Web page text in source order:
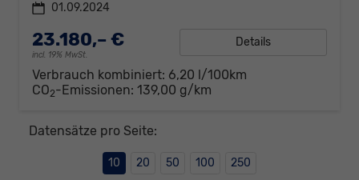
01.09.2024
23.180,– €
incl. 19% MwSt.
Details
Verbrauch kombiniert: 6,20 l/100km
CO2-Emissionen: 139,00 g/km
Datensätze pro Seite:
10 20 50 100 250